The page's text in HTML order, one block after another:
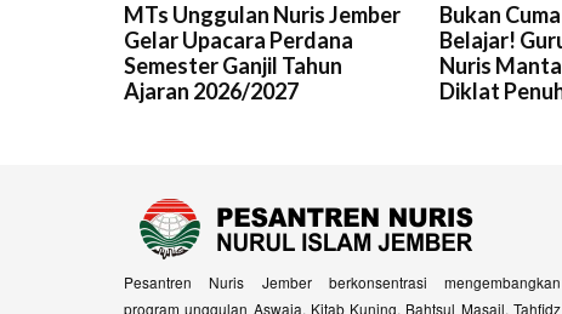
MTs Unggulan Nuris Jember
Gelar Upacara Perdana
Semester Ganjil Tahun
Ajaran 2026/2027
Bukan
Belajar!
Nuris
Diklat
Pesantren Nuris Jember berkonsentrasi mengembangkan
program unggulan Aswaja, Kitab Kuning, Bahtsul Masail, Tahfidz